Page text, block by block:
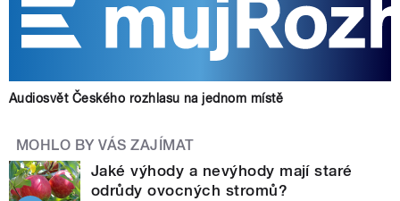
Audiosvět Českého rozhlasu na jednom místě
MOHLO BY VÁS ZAJÍMAT
Jaké výhody a nevýhody mají staré
odrůdy ovocných stromů?